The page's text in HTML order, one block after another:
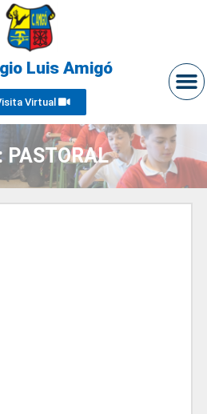
Luis Amigó
Virtual
PASTORAL